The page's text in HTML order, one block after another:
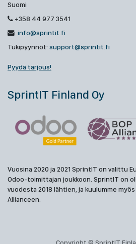
Suomi
+358 44 977 3541
info@sprintit.fi
Tukipyynnöt: support@sprintit.fi
Pyydä tarjous!
SprintIT Finland Oy
Vuosina 2020 ja 2021 SprintIT on valittu
Odoo-toimittajan joukkoon. SprintIT on
vuodesta 2018 lähtien, ja kuulumme
Allianceen.
Copyright © SprintIT